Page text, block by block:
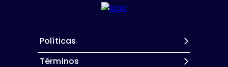
Políticas
Términos